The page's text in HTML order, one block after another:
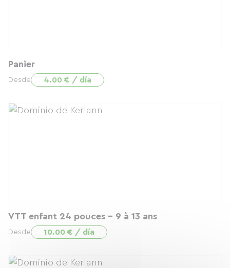
Panier
Desde 4.00 € / día
VTT enfant 24 pouces - 9 à 13 ans
Desde 10.00 € / día